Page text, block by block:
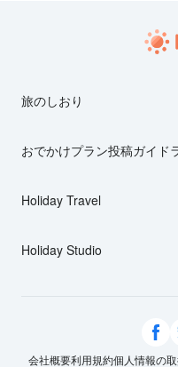
旅のしおり
おでかけプラン投稿ガイド
Holiday Travel
Holiday Studio
会社概要利用規約個人情報の